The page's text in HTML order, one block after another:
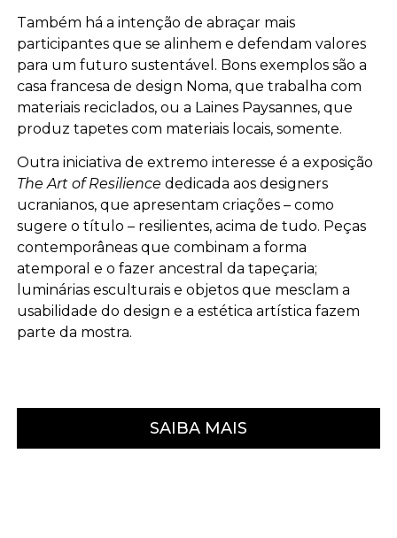
Também há a intenção de abraçar mais
participantes que se alinhem e defendam valores
para um futuro sustentável. Bons exemplos são a
casa francesa de design Noma, que trabalha com
materiais reciclados, ou a Laines Paysannes, que
produz tapetes com materiais locais, somente.
Outra iniciativa de extremo interesse é a exposição
The Art of Resilience dedicada aos designers
ucranianos, que apresentam criações – como
sugere o título – resilientes, acima de tudo. Peças
contemporâneas que combinam a forma
atemporal e o fazer ancestral da tapeçaria;
luminárias esculturais e objetos que mesclam a
usabilidade do design e a estética artística fazem
parte da mostra.
SAIBA MAIS